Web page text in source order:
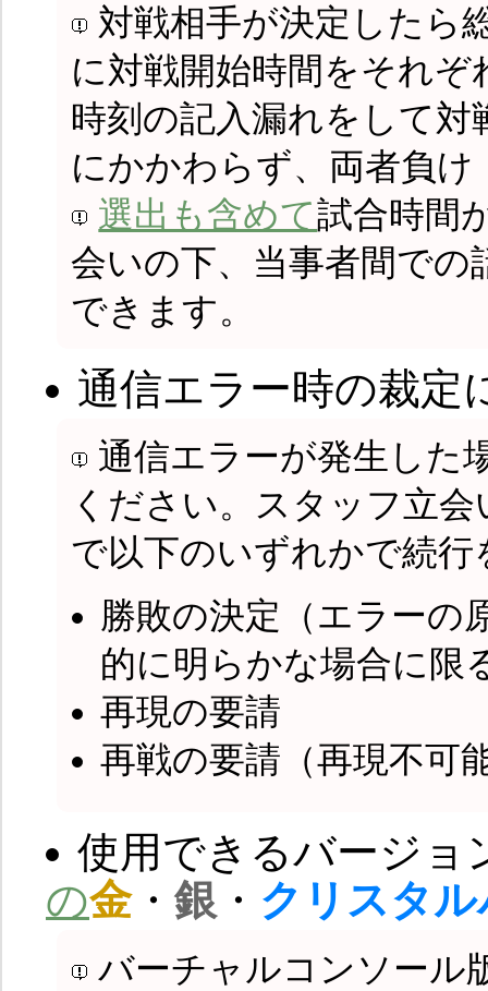
対戦相手が決定したら
に対戦開始時間をそれ
時刻の記入漏れをして
にかかわらず、両者負
選出も含めて試合時間
会いの下、当事者間で
できます。
通信エラー時の裁定
通信エラーが発生した
ください。スタッフ立
で以下のいずれかで続
勝敗の決定（エラーの
的に明らかな場合に限
再現の要請
再戦の要請（再現不可
使用できるバージョ
の金・ 銀 ・ クリスタ
バーチャルコンソール